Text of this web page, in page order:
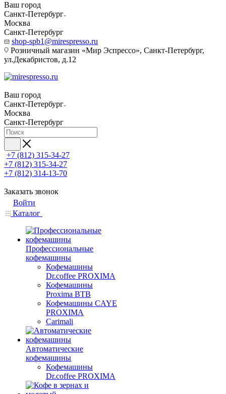
Ваш город
Санкт-Петербург
Москва
Санкт-Петербург
shop-spb1@mirespresso.ru
Розничный магазин «Мир Эспрессо», Санкт-Петербург,
ул.Декабристов, д.12
Ваш город
Санкт-Петербург
Москва
Санкт-Петербург
+7 (812) 315-34-27
+7 (812) 315-34-27
+7 (812) 314-13-70
Заказать звонок
Войти
Каталог
Профессиональные
кофемашины
Кофемашины
Dr.coffee PROXIMA
Кофемашины
Proxima BTB
Кофемашины CAYE
PROXIMA
Carimali
Автоматические
кофемашины
Кофемашины
Dr.coffee PROXIMA